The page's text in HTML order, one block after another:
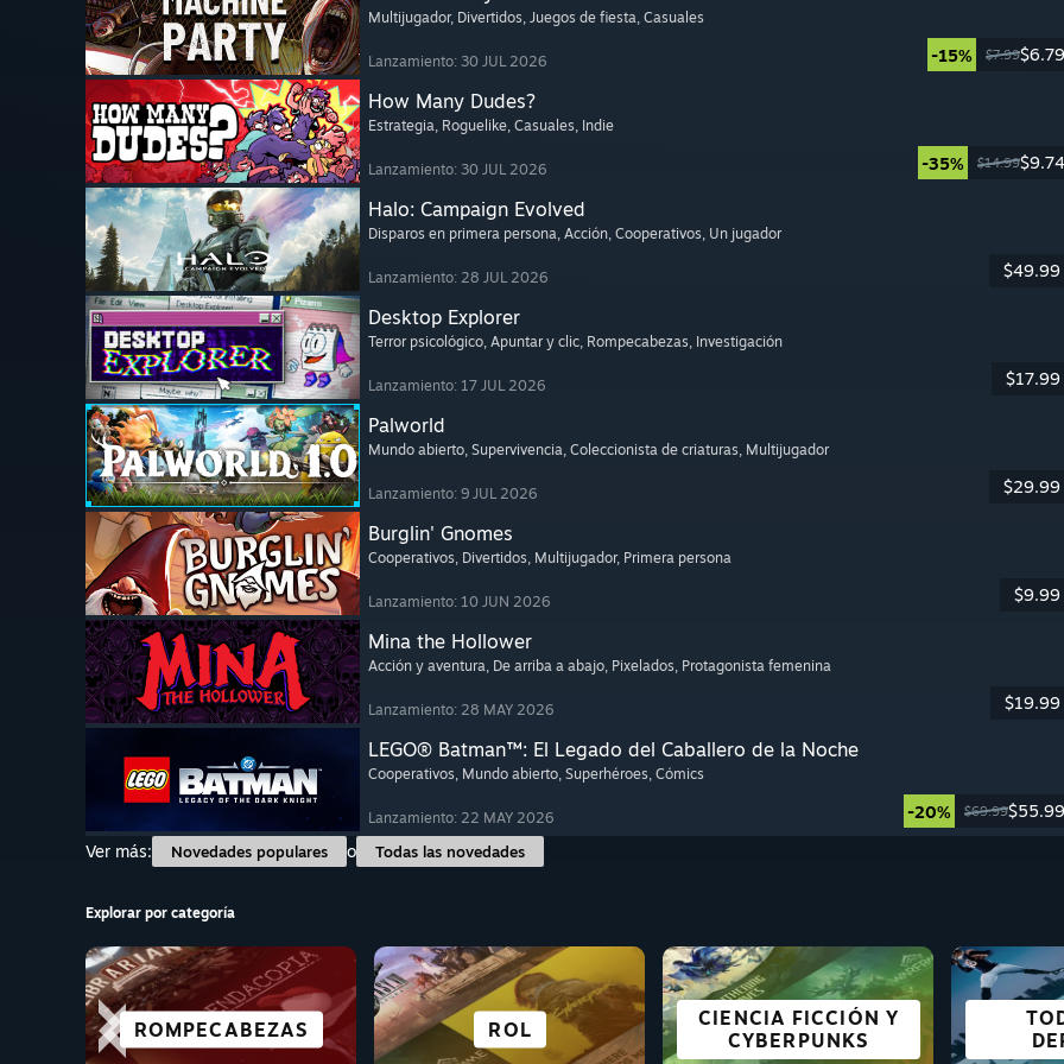
Multijugador, Divertidos, Juegos de fiesta, Casuales
Lanzamiento: 30 JUL 2026 -15% $7.99$6.79
How Many Dudes?
Estrategia, Roguelike, Casuales, Indie
Lanzamiento: 30 JUL 2026 -35% $14.99$9.74
Halo: Campaign Evolved
Disparos en primera persona, Acción, Cooperativos, Un jugador
Lanzamiento: 28 JUL 2026 $49.99
Desktop Explorer
Terror psicológico, Apuntar y clic, Rompecabezas, Investigación
Lanzamiento: 17 JUL 2026 $17.99
Palworld
Mundo abierto, Supervivencia, Coleccionista de criaturas, Multijugador
Lanzamiento: 9 JUL 2026 $29.99
Burglin' Gnomes
Cooperativos, Divertidos, Multijugador, Primera persona
Lanzamiento: 10 JUN 2026 $9.99
Mina the Hollower
Acción y aventura, De arriba a abajo, Pixelados, Protagonista femenina
Lanzamiento: 28 MAY 2026 $19.99
LEGO® Batman™: El Legado del Caballero de la Noche
Cooperativos, Mundo abierto, Superhéroes, Cómics
Lanzamiento: 22 MAY 2026 -20% $69.99$55.99
Ver más:
Novedades populares o Todas las novedades
Explorar por categoría
ROMPECABEZAS ROL
CIENCIA FICCIÓN Y
CYBERPUNKS
MUNDO ABIERTO ACCIÓN COOPERATIVOS
NOVELAS VISUALES ESTRATEGIA SIMULADORES
PERFECTOS PARA
DECK
AVENTURA TERROR